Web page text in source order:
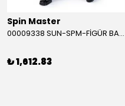
Spin Master
00009338 SUN-SPM-FİGÜR BATMAN NİNJA STRIKE 30 CM. EXC.
₺ 1,612.83